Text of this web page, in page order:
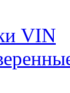
VIN